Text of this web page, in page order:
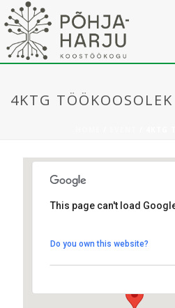
4KTG TÖÖKOOSOLEK
Sirge 2, Tallinn
Sirge 2 - Tallinn
This page can't load
Do you own this website?